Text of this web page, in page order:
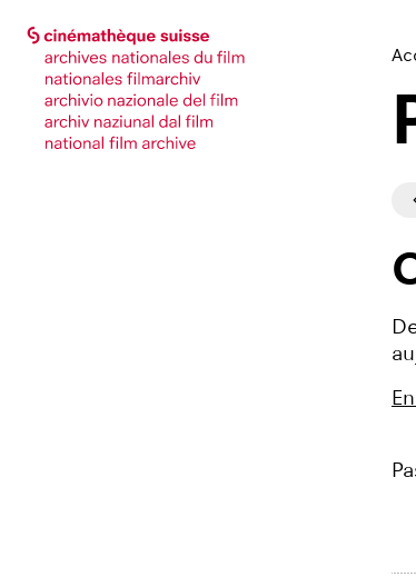
Accéder à la page principale
Accéder à la page principale